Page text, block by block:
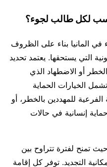
لكل طالب لجوء؟
في المانيا بناء على الظروف
التي يستحقها. يعتمد تحديد
أو الاضطهاد الذي
الخيارات الحماية
للمهددين بالخطر، أو
إنسانية في حالات
تمنح لفترة تتراوح بين
مع إمكانية التجديد. توفر كل إقامة